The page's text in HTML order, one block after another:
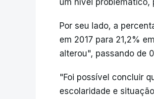
um nível problemático,
Por seu lado, a
em 2017 para 21,2%
alterou", passando de
"Foi possível concluir
escolaridade e